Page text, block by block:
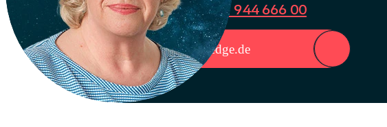
Tel.: +49 89 944 666 00
mu@3-edge.de